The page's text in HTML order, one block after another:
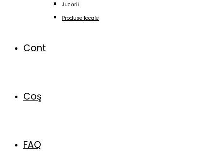
Jucării
Produse locale
Cont
Coş
FAQ